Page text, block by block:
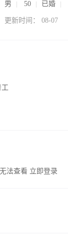
男 50 已婚
更新时间： 08-07
法查看 立即登录